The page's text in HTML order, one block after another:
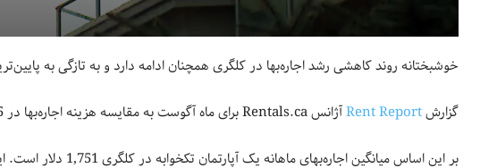
خوشبختانه روند کاهشی رشد اجاره‌بها در کلگری همچنان ادامه دارد و به تازگی به
گزارشRent Reportآژانس Rentals.ca برای ماه آگوست به مقایسه هزینه اجاره‌بها در 35 شهر کانادا پرداخته است.